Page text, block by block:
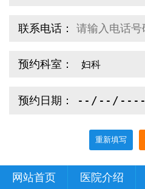
联系电话：
预约科室：
预约日期：
重新填写
网站首页 医院介绍